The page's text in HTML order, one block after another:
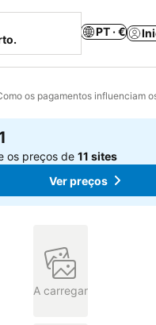
PT · €
os pagamentos influenciam
os preços de11 sites
Ver preços
A carregar